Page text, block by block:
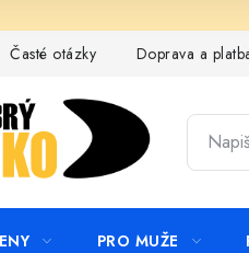
Časté otázky Doprava a
PRO MUŽE